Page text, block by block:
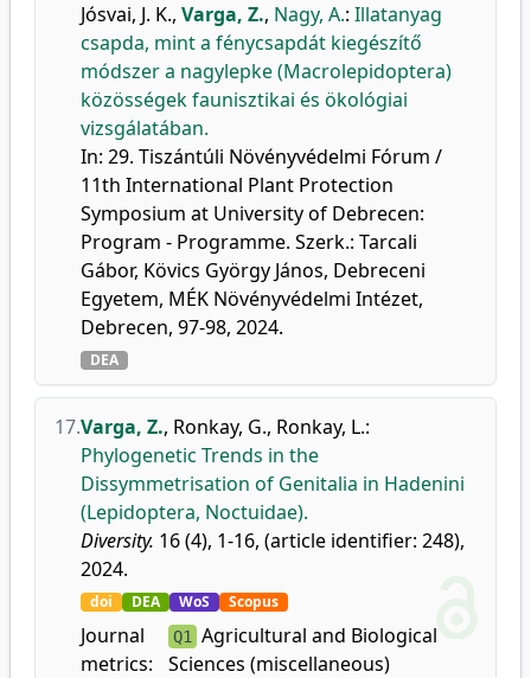
Jósvai, J. K., Varga, Z., Nagy, A.: Illatanyag
csapda, mint a fénycsapdát kiegészítő
módszer a nagylepke (Macrolepidoptera)
közösségek faunisztikai és ökológiai
vizsgálatában.
In: 29. Tiszántúli Növényvédelmi Fórum /
11th International Plant Protection
Symposium at University of Debrecen:
Program - Programme. Szerk.: Tarcali
Gábor, Kövics György János, Debreceni
Egyetem, MÉK Növényvédelmi Intézet,
Debrecen, 97-98, 2024.
DEA
17.Varga, Z., Ronkay, G., Ronkay, L.:
Phylogenetic Trends in the
Dissymmetrisation of Genitalia in Hadenini
(Lepidoptera, Noctuidae).
Diversity. 16 (4), 1-16, (article identifier: 248),
2024.
doi DEA WoS Scopus
Journal
metrics:
Q1
Agricultural and Biological
Sciences (miscellaneous)